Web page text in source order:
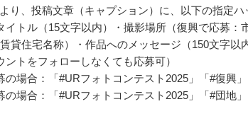
り、投稿文章（キャプション）に、以下の指定ハ
イトル（15文字以内）・撮影場所（復興で応募：
貸住宅名称）・作品へのメッセージ（150文字以
トをフォローしなくても応募可）
場合：「#URフォトコンテスト2025」「#復興」
の場合：「#URフォトコンテスト2025」「#団地」